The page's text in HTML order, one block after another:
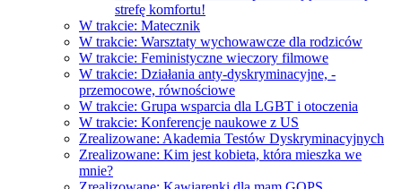
strefę komfortu!
W trakcie: Matecznik
W trakcie: Warsztaty wychowawcze dla rodziców
W trakcie: Feministyczne wieczory filmowe
W trakcie: Działania anty-dyskryminacyjne, -
przemocowe, równościowe
W trakcie: Grupa wsparcia dla LGBT i otoczenia
W trakcie: Konferencje naukowe z US
Zrealizowane: Akademia Testów Dyskryminacyjnych
Zrealizowane: Kim jest kobieta, która mieszka we
mnie?